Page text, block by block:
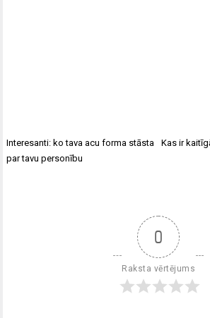
Interesanti: ko tava acu forma stāsta
par tavu personību
Kas ir
0
Raksta vērtējums